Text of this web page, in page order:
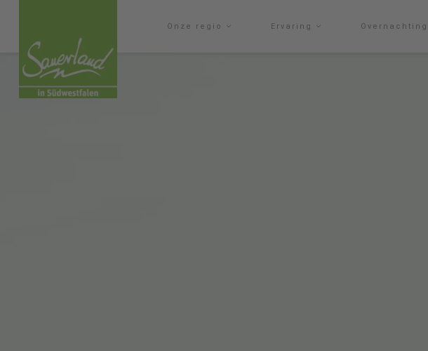
Onze regio Ervaring Overnachting